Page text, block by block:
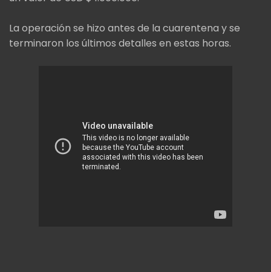
La operación se hizo antes de la cuarentena y se
terminaron los últimos detalles en estas horas.